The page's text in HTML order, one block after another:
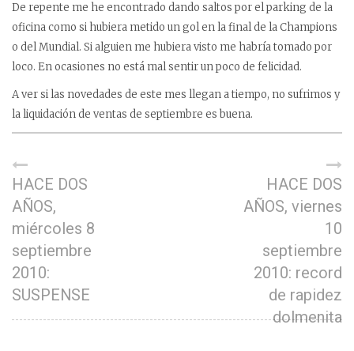
De repente me he encontrado dando saltos por el parking de la
oficina como si hubiera metido un gol en la final de la Champions
o del Mundial. Si alguien me hubiera visto me habría tomado por
loco. En ocasiones no está mal sentir un poco de felicidad.
A ver si las novedades de este mes llegan a tiempo, no sufrimos y
la liquidación de ventas de septiembre es buena.
HACE DOS
AÑOS,
miércoles 8
septiembre
2010:
SUSPENSE
HACE DOS
AÑOS, viernes
10
septiembre
2010: record
de rapidez
dolmenita